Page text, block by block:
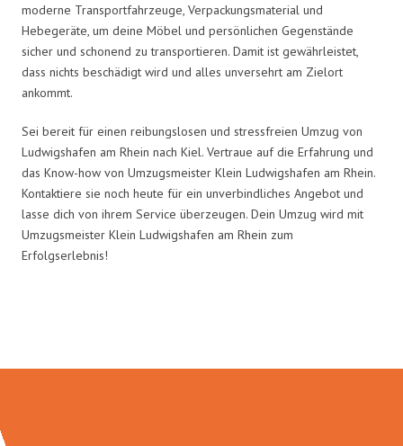
moderne Transportfahrzeuge, Verpackungsmaterial und
Hebegeräte, um deine Möbel und persönlichen Gegenstände
sicher und schonend zu transportieren. Damit ist gewährleistet,
dass nichts beschädigt wird und alles unversehrt am Zielort
ankommt.
Sei bereit für einen reibungslosen und stressfreien Umzug von
Ludwigshafen am Rhein nach Kiel. Vertraue auf die Erfahrung und
das Know-how von Umzugsmeister Klein Ludwigshafen am Rhein.
Kontaktiere sie noch heute für ein unverbindliches Angebot und
lasse dich von ihrem Service überzeugen. Dein Umzug wird mit
Umzugsmeister Klein Ludwigshafen am Rhein zum
Erfolgserlebnis!